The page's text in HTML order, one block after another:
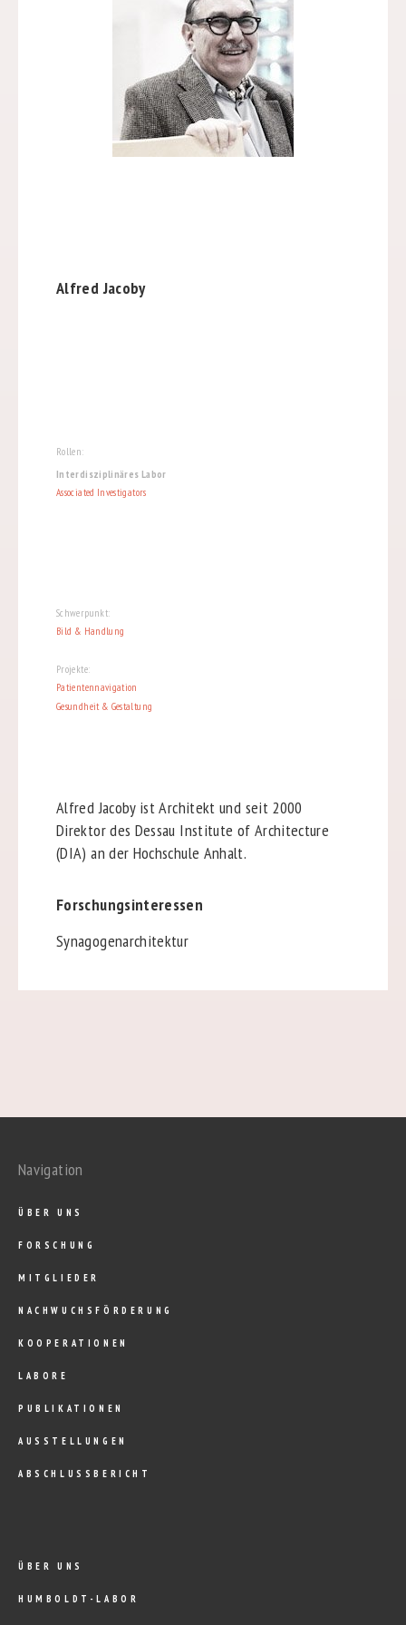
Alfred Jacoby
Rollen:
Interdisziplinäres Labor
Associated Investigators
Schwerpunkt:
Bild & Handlung
Projekte:
Patientennavigation
Gesundheit & Gestaltung
Alfred Jacoby ist Architekt und seit 2000
Direktor des Dessau Institute of Architecture
(DIA) an der Hochschule Anhalt.
Forschungsinteressen
Synagogenarchitektur
Navigation
ÜBER UNS
FORSCHUNG
MITGLIEDER
NACHWUCHSFÖRDERUNG
KOOPERATIONEN
LABORE
PUBLIKATIONEN
AUSSTELLUNGEN
ABSCHLUSSBERICHT
ÜBER UNS
HUMBOLDT-LABOR